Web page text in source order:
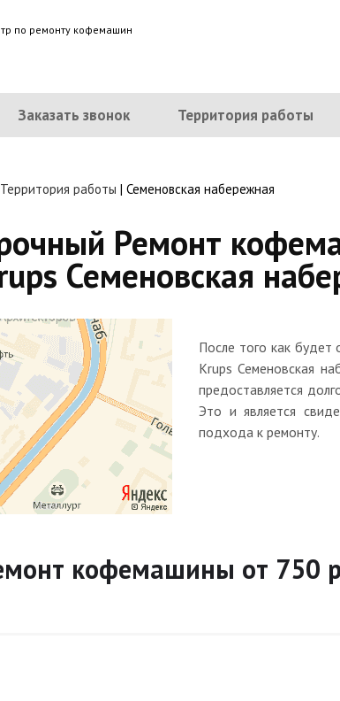
по ремонту кофемашин
Заказать звонок Территория работы
Территория работы | Семеновская набережная
Ремонт
Семеновская
После того как
Krups Семеновская
предоставляется
Это и является
подхода к ремонту.
кофемашины от 750